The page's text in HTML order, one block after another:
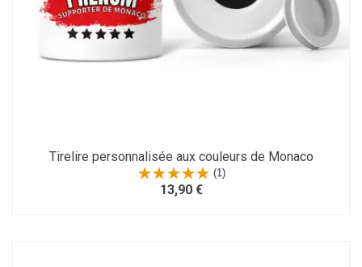
Tirelire personnalisée aux couleurs de Monaco
(1)
13,90 €